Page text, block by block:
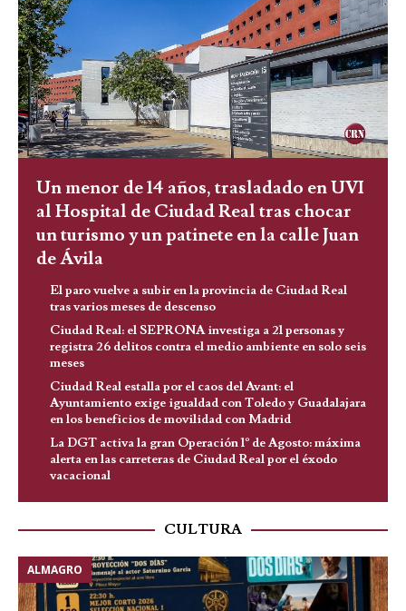
Un menor de 14 años, trasladado en UVI
al Hospital de Ciudad Real tras chocar
un turismo y un patinete en la calle Juan
de Ávila
El paro vuelve a subir en la provincia de Ciudad Real
tras varios meses de descenso
Ciudad Real: el SEPRONA investiga a 21 personas y
registra 26 delitos contra el medio ambiente en solo seis
meses
Ciudad Real estalla por el caos del Avant: el
Ayuntamiento exige igualdad con Toledo y Guadalajara
en los beneficios de movilidad con Madrid
La DGT activa la gran Operación 1º de Agosto: máxima
alerta en las carreteras de Ciudad Real por el éxodo
vacacional
CULTURA
ALMAGRO